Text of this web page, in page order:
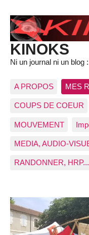
KINOKS
Ni un journal ni un blog
A PROPOS MES
COUPS DE COEUR
MOUVEMENT
MEDIA, AUDIO-
RANDONNER, HRP...